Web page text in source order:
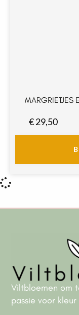
MARGRIETJES
€29,50
Viltbloemen om
passie voor